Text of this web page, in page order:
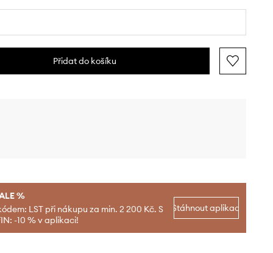
Přidat do košíku
%
LST při nákupu za min. 2 200 Kč. S
-10 % v aplikaci!
Stáhnout aplikaci